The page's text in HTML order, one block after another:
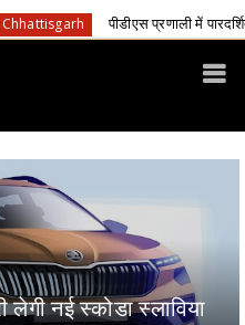
प्रणाली में पारदर्शिता के लिए राज्य सरकार
नई स्कोडा स्लाविया